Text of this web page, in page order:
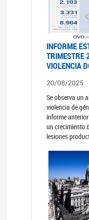
INFORME
TRIMESTRE
VIOLENCIA
20/08/2025
Se observa un
violencia de
informe
un crecimiento
lesiones